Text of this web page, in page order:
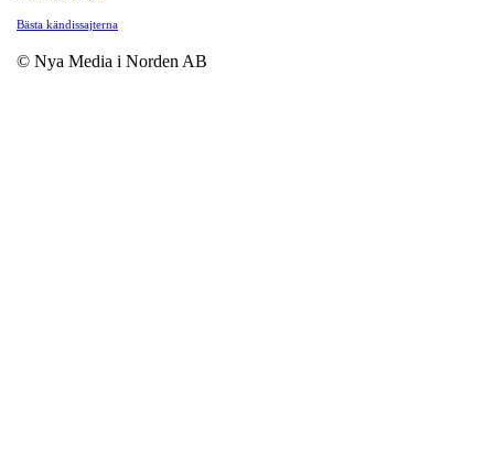
Bästa kändissajterna
© Nya Media i Norden AB